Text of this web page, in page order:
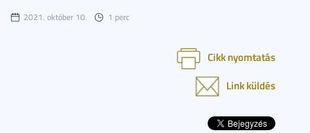
2021. október 10. 1 perc
Cikk nyomtatás
Link küldés